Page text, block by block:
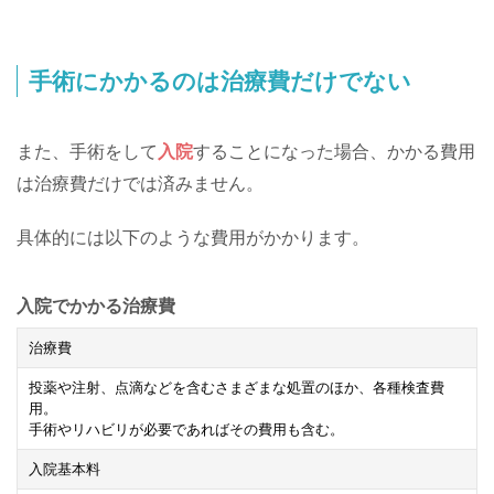
手術にかかるのは治療費だけでない
また、手術をして 入院することになった場合、かかる費用
は治療費だけでは済みません。
具体的には以下のような費用がかかります。
入院でかかる治療費
治療費
投薬や注射、点滴などを含むさまざまな処置のほか、各種検査費
用。
手術やリハビリが必要であればその費用も含む。
入院基本料